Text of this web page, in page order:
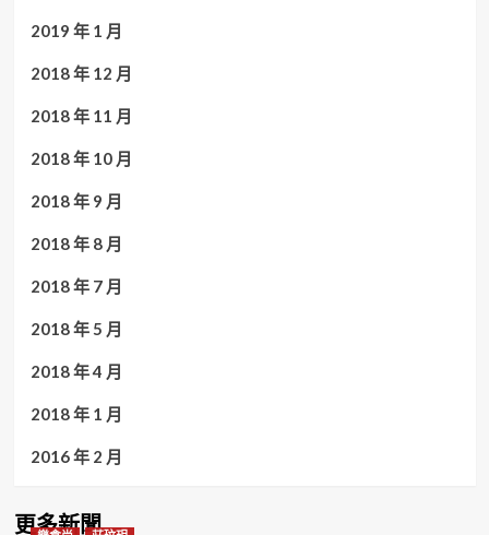
2019 年 1 月
2018 年 12 月
2018 年 11 月
2018 年 10 月
2018 年 9 月
2018 年 8 月
2018 年 7 月
2018 年 5 月
2018 年 4 月
2018 年 1 月
2016 年 2 月
更多新聞